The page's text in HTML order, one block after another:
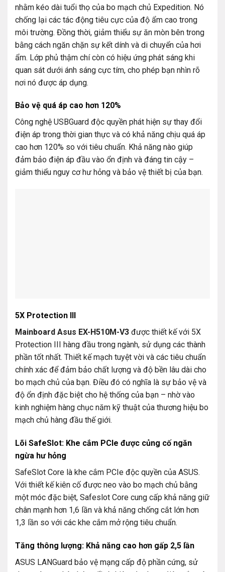
nhằm kéo dài tuổi thọ của bo mạch chủ Expedition. Nó
chống lại các tác động tiêu cực của độ ẩm cao trong
môi trường. Đồng thời, giảm thiểu sự ăn mòn bên trong
bằng cách ngăn chặn sự kết dính và di chuyển của hơi
ẩm. Lớp phủ thậm chí còn có hiệu ứng phát sáng khi
quan sát dưới ánh sáng cực tím, cho phép bạn nhìn rõ
nơi nó được áp dụng.
Bảo vệ quá áp cao hơn 120%
Công nghệ USBGuard độc quyền phát hiện sự thay đổi
điện áp trong thời gian thực và có khả năng chịu quá áp
cao hơn 120% so với tiêu chuẩn. Khả năng nào giúp
đảm bảo điện áp đầu vào ổn định và đáng tin cậy –
giảm thiểu nguy cơ hư hỏng và bảo vệ thiết bị của bạn.
5X Protection III
Mainboard Asus EX-H510M-V3 được thiết kế với 5X
Protection III hàng đầu trong ngành, sử dụng các thành
phần tốt nhất. Thiết kế mạch tuyệt vời và các tiêu chuẩn
chính xác để đảm bảo chất lượng và độ bền lâu dài cho
bo mạch chủ của bạn. Điều đó có nghĩa là sự bảo vệ và
độ ổn định đặc biệt cho hệ thống của bạn – nhờ vào
kinh nghiệm hàng chục năm kỹ thuật của thương hiệu bo
mạch chủ hàng đầu thế giới.
Lõi SafeSlot: Khe cắm PCIe được củng cố ngăn
ngừa hư hỏng
SafeSlot Core là khe cắm PCIe độc ​​quyền của ASUS.
Với thiết kế kiên cố được neo vào bo mạch chủ bằng
một móc đặc biệt, Safeslot Core cung cấp khả năng giữ
chân mạnh hơn 1,6 lần và khả năng chống cắt lớn hơn
1,3 lần so với các khe cắm mở rộng tiêu chuẩn.
Tăng thông lượng: Khả năng cao hơn gấp 2,5 lần
ASUS LANGuard bảo vệ mạng cấp độ phần cứng, sử